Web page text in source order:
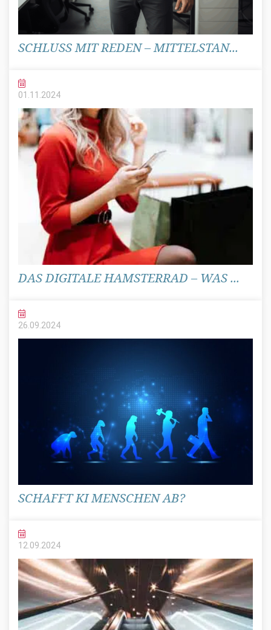
SCHLUSS MIT REDEN – MITTELSTAN...
01.11.2024
DAS DIGITALE HAMSTERRAD – WAS ...
26.09. 2024
SCHAFFT KI MENSCHEN AB?
12.09. 2024